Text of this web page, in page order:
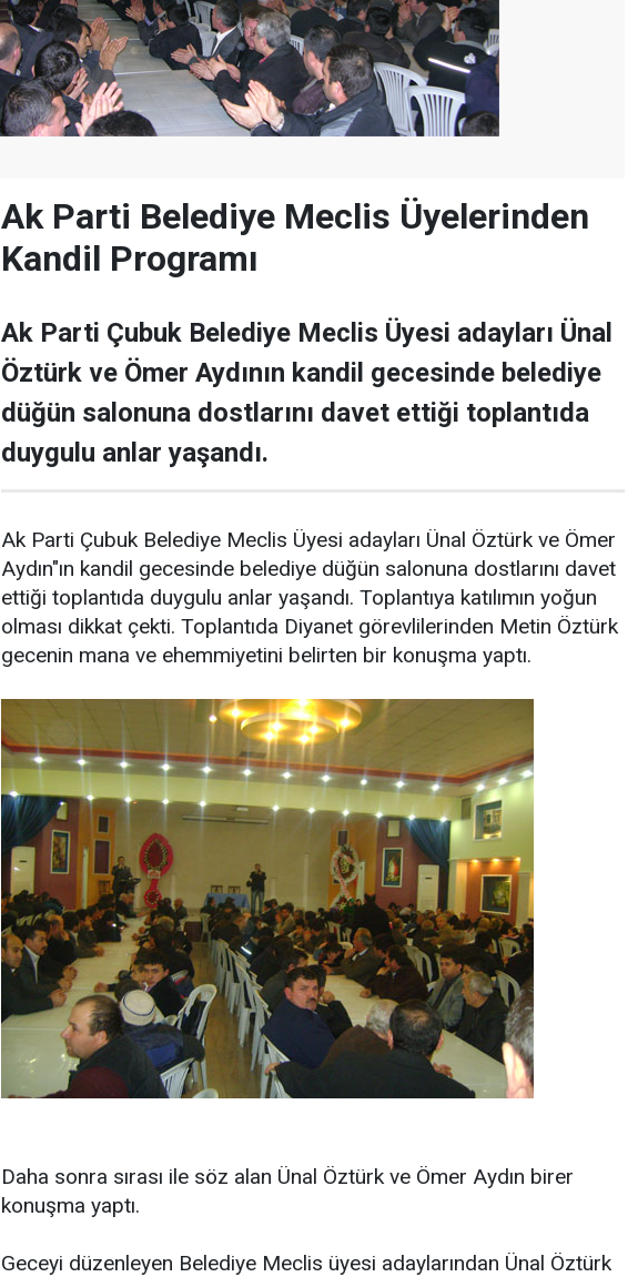
Ak Parti Belediye Meclis Üyelerinden
Kandil Programı
Ak Parti Çubuk Belediye Meclis Üyesi adayları Ünal
Öztürk ve Ömer Aydının kandil gecesinde belediye
düğün salonuna dostlarını davet ettiği toplantıda
duygulu anlar yaşandı.
Ak Parti Çubuk Belediye Meclis Üyesi adayları Ünal Öztürk ve Ömer
Aydın"ın kandil gecesinde belediye düğün salonuna dostlarını davet
ettiği toplantıda duygulu anlar yaşandı. Toplantıya katılımın yoğun
olması dikkat çekti. Toplantıda Diyanet görevlilerinden Metin Öztürk
gecenin mana ve ehemmiyetini belirten bir konuşma yaptı.
Daha sonra sırası ile söz alan Ünal Öztürk ve Ömer Aydın birer
konuşma yaptı.
Geceyi düzenleyen Belediye Meclis üyesi adaylarından Ünal Öztürk